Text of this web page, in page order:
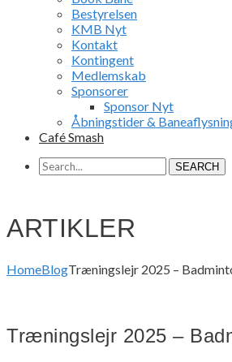
Bestyrelsen
KMB Nyt
Kontakt
Kontingent
Medlemskab
Sponsorer
Sponsor Nyt
Åbningstider &
Café Smash
SEARCH
ARTIKLER
HomeBlogTræningslejr 2025 –
Træningslejr 2025 –